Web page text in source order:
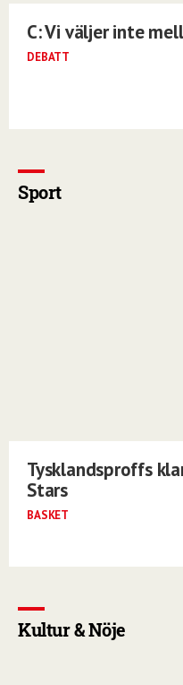
C: Vi väljer inte
DEBATT
Sport
Tysklandsproffs
Stars
BASKET
Kultur & Nöje